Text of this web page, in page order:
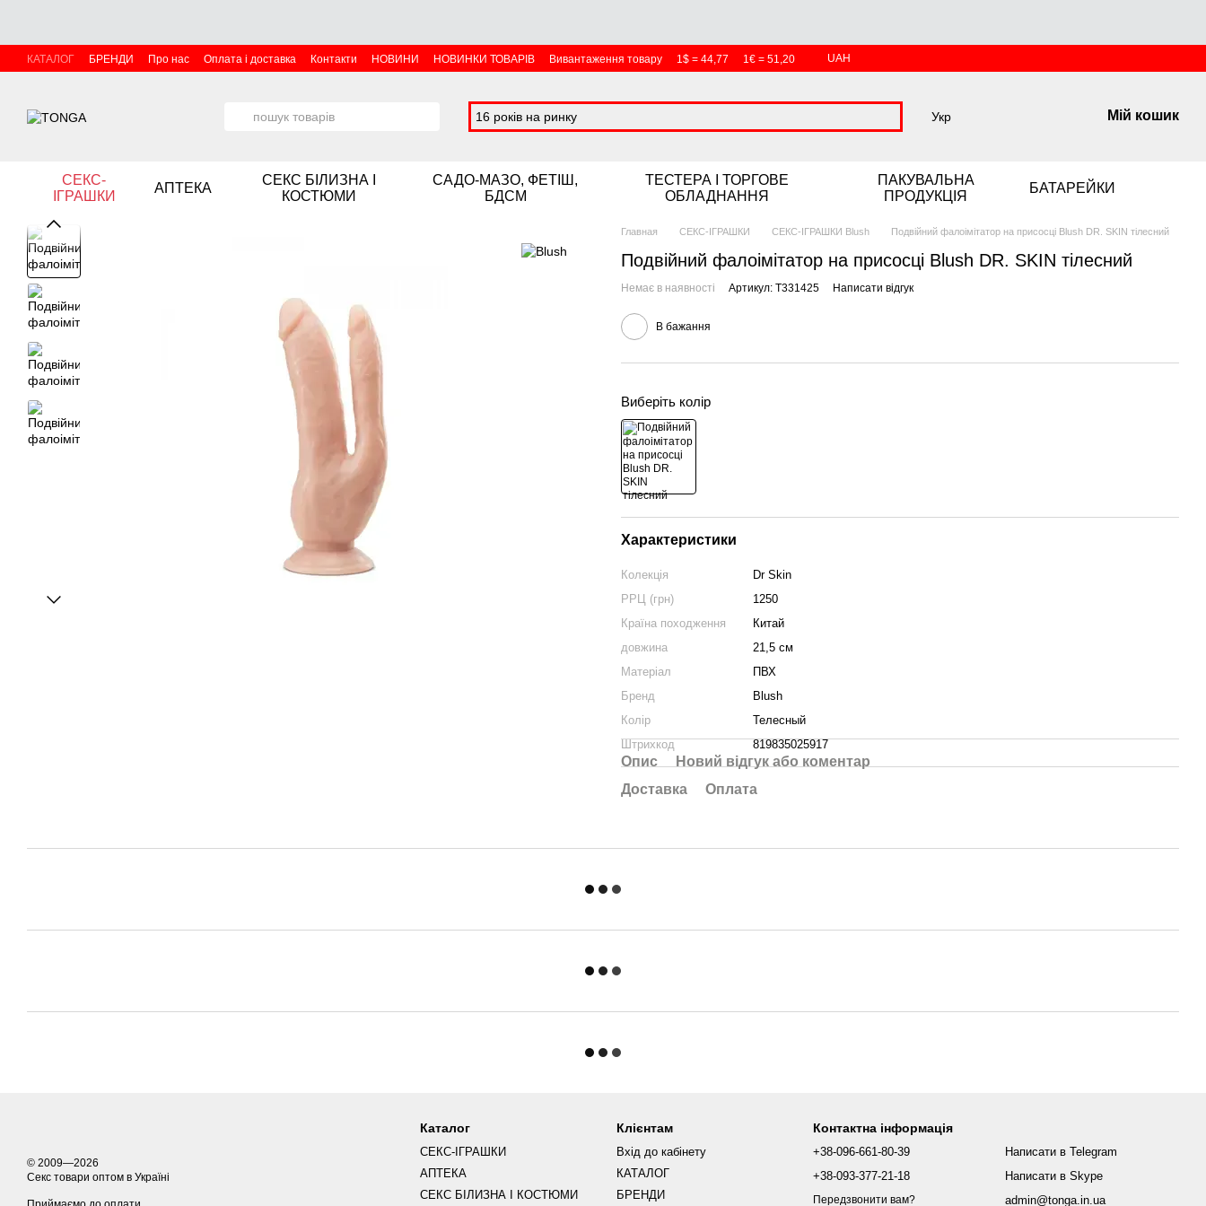
КАТАЛОГ БРЕНДИ Про нас Оплата і доставка Контакти НОВИНИ НОВИНКИ ТОВАРІВ Вивантаження товару 1$ = 44,77 1€ = 51,20 UAH
16 років на ринку Укр Мій кошик
СЕКС-
ІГРАШКИ
АПТЕКА
СЕКС БІЛИЗНА І
КОСТЮМИ
САДО-МАЗО, ФЕТІШ,
БДСМ
ТЕСТЕРА І ТОРГОВЕ
ОБЛАДНАННЯ
ПАКУВАЛЬНА
ПРОДУКЦІЯ
БАТАРЕЙКИ
Главная СЕКС-ІГРАШКИ СЕКС-ІГРАШКИ Blush Подвійний фалоімітатор на присосці Blush DR. SKIN тілесний
Подвійний фалоімітатор на присосці Blush DR. SKIN тілесний
Немає в наявності Артикул: T331425 Написати відгук
В бажання
Виберіть колір
Характеристики
Колекція
Dr Skin
РРЦ (грн)
1250
Країна походження
Китай
довжина
21,5 см
Матеріал
ПВХ
Бренд
Blush
Колір
Телесный
Штрихкод
819835025917
Опис
Новий відгук або коментар
Доставка
Оплата
© 2009—2026
Секс товари оптом в Україні
Каталог
СЕКС-ІГРАШКИ
АПТЕКА
СЕКС БІЛИЗНА І КОСТЮМИ
Клієнтам
Вхід до кабінету
КАТАЛОГ
БРЕНДИ
Контактна інформація
+38-096-661-80-39
+38-093-377-21-18
Передзвонити вам?
Написати в Telegram
Написати в Skype
admin@tonga.in.ua